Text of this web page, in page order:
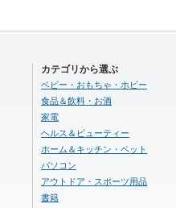
カテゴリから選ぶ
ベビー・おもちゃ・ホビー
食品＆飲料・お酒
家電
ヘルス＆ビューティー
ホーム＆キッチン・ペット
パソコン
アウトドア・スポーツ用品
書籍